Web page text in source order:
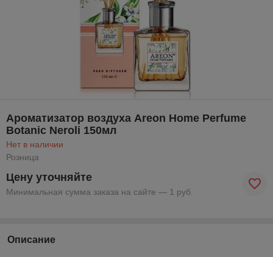
Ароматизатор воздуха Areon Home Perfume
Botanic Neroli 150мл
Нет в наличии
Розница
Цену уточняйте
Минимальная сумма заказа на сайте — 1 руб.
Описание